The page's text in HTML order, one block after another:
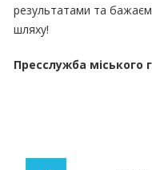
результатами та
шляху!
Пресслужба міського